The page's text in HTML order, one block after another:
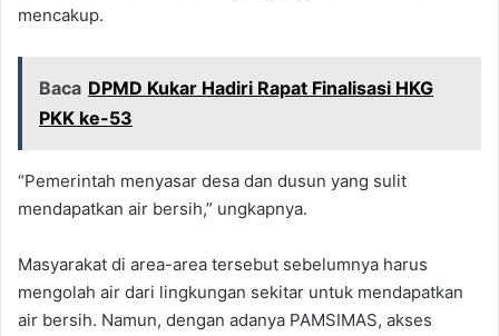
mencakup.
Baca DPMD Kukar Hadiri Rapat Finalisasi HKG
PKK ke-53
“Pemerintah menyasar desa dan dusun yang sulit
mendapatkan air bersih,” ungkapnya.
Masyarakat di area-area tersebut sebelumnya harus
mengolah air dari lingkungan sekitar untuk mendapatkan
air bersih. Namun, dengan adanya PAMSIMAS, akses